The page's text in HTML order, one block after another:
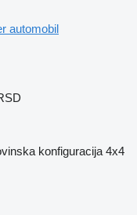
automobil
konfiguracija 4x4